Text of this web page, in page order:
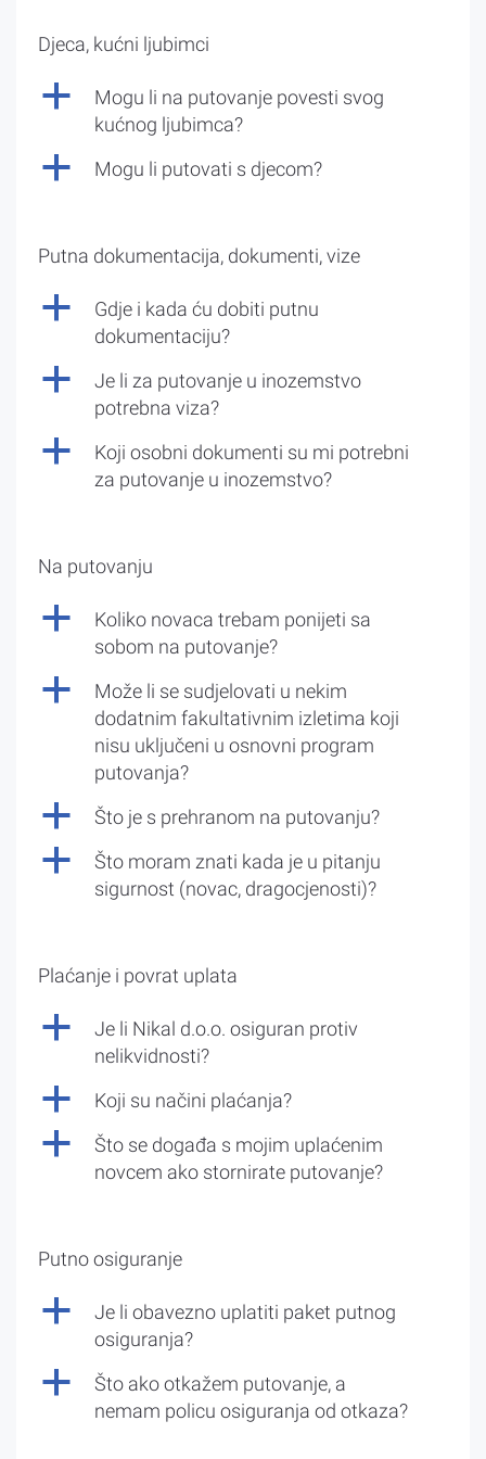
Djeca, kućni ljubimci
a
Mogu li na putovanje povesti svog
kućnog ljubimca?
a Mogu li putovati s djecom?
Putna dokumentacija, dokumenti, vize
a
Gdje i kada ću dobiti putnu
dokumentaciju?
a
Je li za putovanje u inozemstvo
potrebna viza?
a
Koji osobni dokumenti su mi potrebni
za putovanje u inozemstvo?
Na putovanju
a
Koliko novaca trebam ponijeti sa
sobom na putovanje?
a
Može li se sudjelovati u nekim
dodatnim fakultativnim izletima koji
nisu uključeni u osnovni program
putovanja?
a Što je s prehranom na putovanju?
a
Što moram znati kada je u pitanju
sigurnost (novac, dragocjenosti)?
Plaćanje i povrat uplata
a
Je li Nikal d.o.o. osiguran protiv
nelikvidnosti?
a Koji su načini plaćanja?
a
Što se događa s mojim uplaćenim
novcem ako stornirate putovanje?
Putno osiguranje
a
Je li obavezno uplatiti paket putnog
osiguranja?
a
Što ako otkažem putovanje, a
nemam policu osiguranja od otkaza?